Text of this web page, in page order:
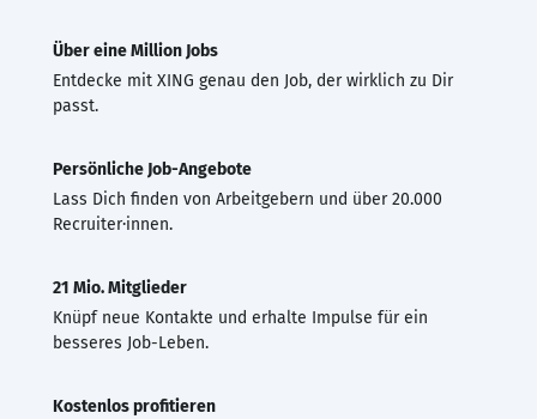
Über eine Million Jobs
Entdecke mit XING genau den Job, der wirklich zu Dir
passt.
Persönliche Job-Angebote
Lass Dich finden von Arbeitgebern und über 20.000
Recruiter·innen.
21 Mio. Mitglieder
Knüpf neue Kontakte und erhalte Impulse für ein
besseres Job-Leben.
Kostenlos profitieren